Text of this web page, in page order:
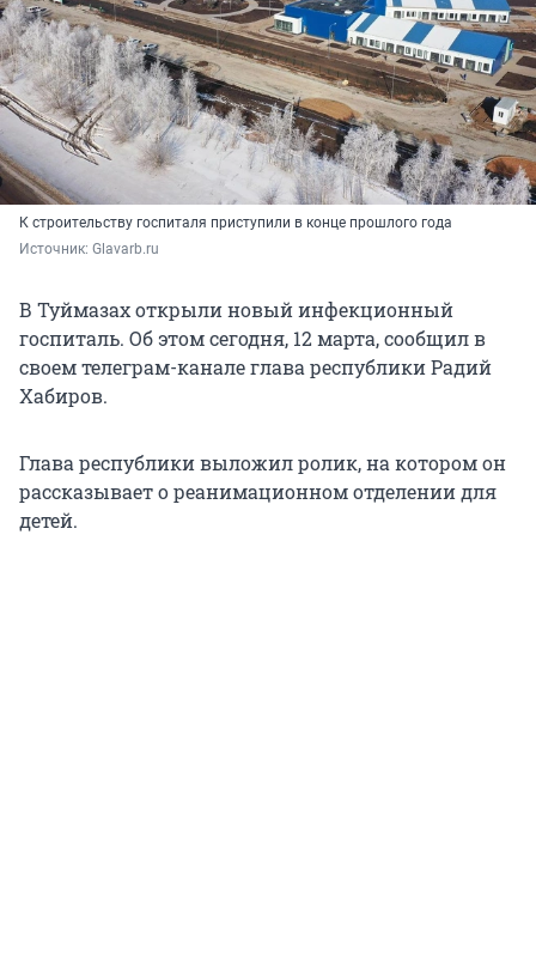
К строительству госпиталя приступили в конце прошлого года
Источник: Glavarb.ru
В Туймазах открыли новый инфекционный
госпиталь. Об этом сегодня, 12 марта, сообщил в
своем телеграм-канале глава республики Радий
Хабиров.
Глава республики выложил ролик, на котором он
рассказывает о реанимационном отделении для
детей.